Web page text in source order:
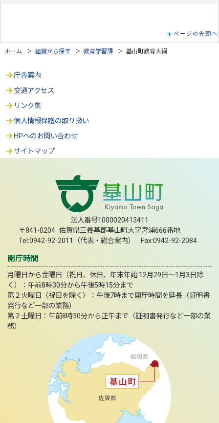
ページの先頭へ
ホーム ＞組織から探す ＞教育学習課 ＞ 基山町教育大綱
庁舎案内
交通アクセス
リンク集
個人情報保護の取り扱い
HPへのお問い合わせ
サイトマップ
法人番号1000020413411
〒841-0204 佐賀県三養基郡基山町大字宮浦666番地
Tel:0942-92-2011（代表・総合案内） Fax:0942-92-2084
開庁時間
月曜日から金曜日（祝日、休日、年末年始:12月29日～1月3日除
く）：午前8時30分から午後5時15分まで
第２火曜日（祝日を除く）：午後7時まで開庁時間を延長（証明書
発行など一部の業務）
第２土曜日：午前8時30分から正午まで（証明書発行など一部の業
務）